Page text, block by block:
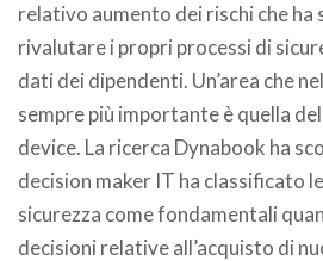
relativo aumento dei rischi che ha
rivalutare i propri processi di
dati dei dipendenti. Un’area che
sempre più importante è quella
device. La ricerca Dynabook ha
decision maker IT ha classificato
sicurezza come fondamentali
decisioni relative all’acquisto di